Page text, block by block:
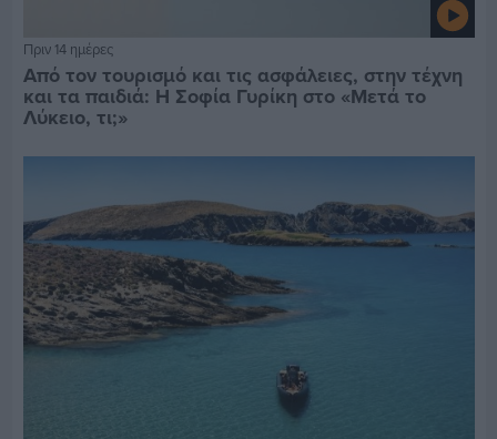
Πριν 14 ημέρες
Από τον τουρισμό και τις ασφάλειες, στην τέχνη
και τα παιδιά: Η Σοφία Γυρίκη στο «Μετά το
Λύκειο, τι;»